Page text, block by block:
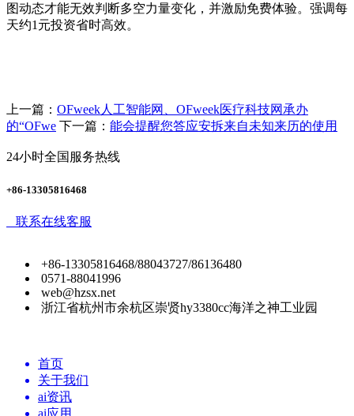
图动态才能无效判断多空力量变化，并激励免费体验。强调每
天约1元投资省时高效。
上一篇： OFweek人工智能网、OFweek医疗科技网承办
的“OFwe 下一篇： 能会提醒您答应安拆来自未知来历的使用
24小时全国服务热线
+86-13305816468
联系在线客服
+86-13305816468/88043727/86136480
0571-88041996
web@hzsx.net
浙江省杭州市余杭区崇贤hy3380cc海洋之神工业园
首页
关于我们
ai资讯
ai应用